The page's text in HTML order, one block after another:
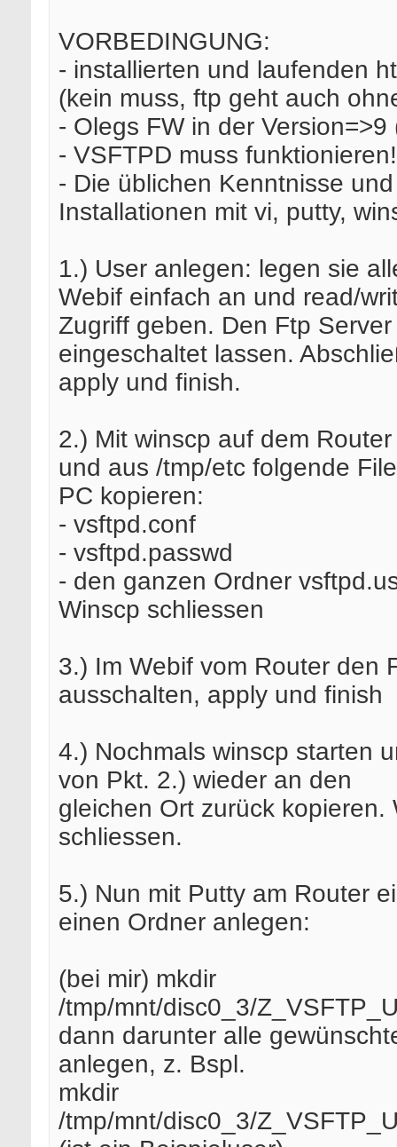
VORBEDINGUNG:
- installierten und laufenden
(kein muss, ftp geht auch
- Olegs FW in der Version=>9
- VSFTPD muss
- Die üblichen Kenntnisse und
Installationen mit vi, putty,
1.) User anlegen: legen sie
Webif einfach an und read/
Zugriff geben. Den Ftp Server
eingeschaltet lassen.
apply und finish.
2.) Mit winscp auf dem
und aus /tmp/etc folgende
PC kopieren:
- vsftpd.conf
- vsftpd.passwd
- den ganzen Ordner
Winscp schliessen
3.) Im Webif vom Router den
ausschalten, apply und finish
4.) Nochmals winscp starten
von Pkt. 2.) wieder an den
gleichen Ort zurück kopieren.
schliessen.
5.) Nun mit Putty am Router
einen Ordner anlegen:
(bei mir) mkdir
/tmp/mnt/disc0_3/
dann darunter alle
anlegen, z. Bspl.
mkdir
/tmp/mnt/disc0_3/